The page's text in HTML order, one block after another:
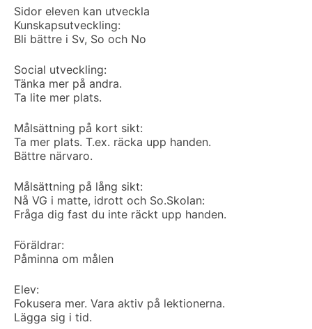
Sidor eleven kan utveckla
Kunskapsutveckling:
Bli bättre i Sv, So och No
Social utveckling:
Tänka mer på andra.
Ta lite mer plats.
Målsättning på kort sikt:
Ta mer plats. T.ex. räcka upp handen.
Bättre närvaro.
Målsättning på lång sikt:
Nå VG i matte, idrott och So.Skolan:
Fråga dig fast du inte räckt upp handen.
Föräldrar:
Påminna om målen
Elev:
Fokusera mer. Vara aktiv på lektionerna.
Lägga sig i tid.